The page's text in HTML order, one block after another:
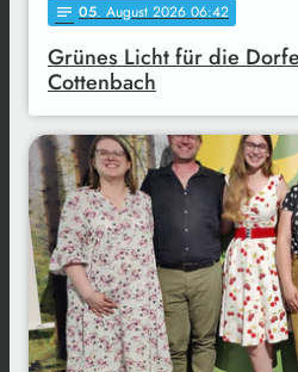
notes 05. August 2026 06:42
Grünes Licht für die
Cottenbach